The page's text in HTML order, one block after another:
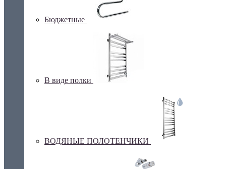
Бюджетные
В виде полки
ВОДЯНЫЕ ПОЛОТЕНЧИКИ